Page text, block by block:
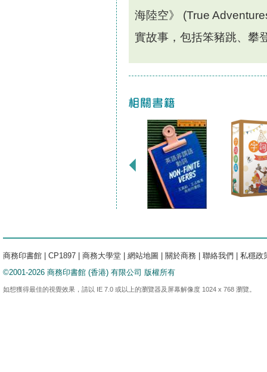
海陸空》 (True
實故事，包括笨豬跳、攀
商務印書館 CP1897 商務大學堂 網站地圖 關於商務 聯絡我們
私穩政
©2001-2026 商務印書館 (香港) 有限公司 版權所有
如想獲得最佳的視覺效果，請以 IE 7.0 或以上的瀏覽器及屏幕解像度 1024 x 768 瀏覽。